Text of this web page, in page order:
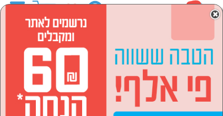
הסתר רשימת קטגוריות
מוצרי חשמל (9)
CHROMEX
נמצאו 9 מוצרי CHROMEX
×